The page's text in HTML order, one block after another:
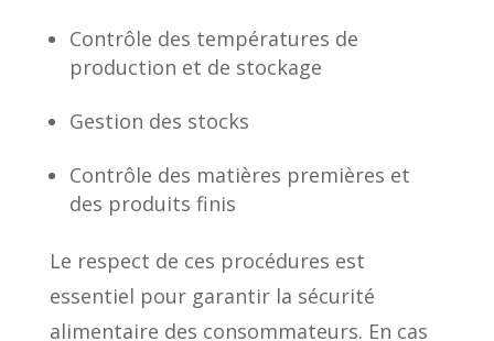
Contrôle des températures de
production et de stockage
Gestion des stocks
Contrôle des matières premières et
des produits finis
Le respect de ces procédures est
essentiel pour garantir la sécurité
alimentaire des consommateurs. En cas